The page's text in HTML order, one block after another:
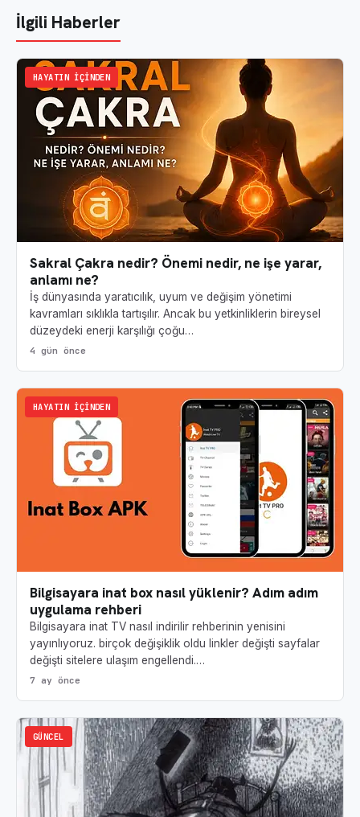
İlgili Haberler
HAYATIN İÇINDEN
Sakral Çakra nedir? Önemi nedir, ne işe yarar,
anlamı ne?
İş dünyasında yaratıcılık, uyum ve değişim yönetimi
kavramları sıklıkla tartışılır. Ancak bu yetkinliklerin bireysel
düzeydeki enerji karşılığı çoğu…
4 gün önce
HAYATIN İÇINDEN
Bilgisayara inat box nasıl yüklenir? Adım adım
uygulama rehberi
Bilgisayara inat TV nasıl indirilir rehberinin yenisini
yayınlıyoruz. birçok değişiklik oldu linkler değişti sayfalar
değişti sitelere ulaşım engellendi.…
7 ay önce
GÜNCEL